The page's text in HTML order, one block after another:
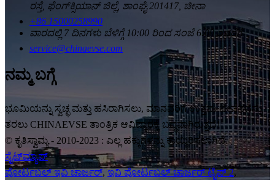
ರಸ್ತೆ, ಫೆಂಗ್‌ಕ್ಸಿಯಾನ್ ಜಿಲ್ಲೆ, ಶಾಂಘೈ 201417, ಚೀನಾ
+86 15000258990
ವಾರದಲ್ಲಿ 7 ದಿನಗಳು ಬೆಳಿಗ್ಗೆ 10:00 ರಿಂದ ಸಂಜೆ 6:00 ರವರೆಗೆ
service@chinaevse.com
ನಮ್ಮ ಬಗ್ಗೆ
ಭೂಮಿಯನ್ನು ಸ್ವಚ್ಛ ಮತ್ತು ಹಸಿರಾಗಿಸಲು, ಮಾನವರಿಗೆ ಉತ್ತಮ ಜೀವನವನ್ನು
ತರಲು CHINAEVSE ತಾಂತ್ರಿಕ ಆವಿಷ್ಕಾರಕ್ಕೆ ಬದ್ಧವಾಗಿರುತ್ತದೆ!
© ಕೃತಿಸ್ವಾಮ್ಯ - 2010-2023 : ಎಲ್ಲ ಹಕ್ಕುಗಳನ್ನು ಕಾಯ್ದಿರಿಸಲಾಗಿದೆ.
ಸೈಟ್‌ಮ್ಯಾಪ್
ಪೋರ್ಟಬಲ್ ಇವಿ ಚಾರ್ಜರ್, ಇವಿ ಪೋರ್ಟಬಲ್ ಚಾರ್ಜರ್ ಟೈಪ್ 2,